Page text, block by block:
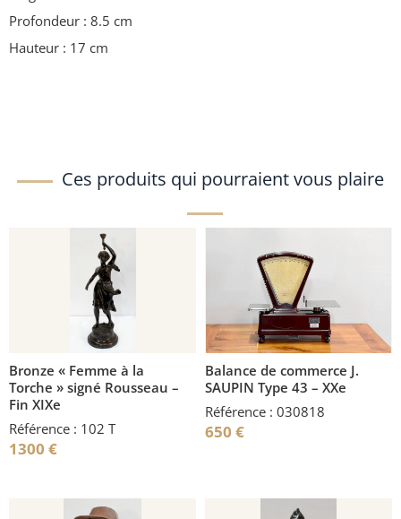
Profondeur : 8.5 cm
Hauteur : 17 cm
Ces produits qui pourraient vous plaire
Bronze « Femme à la
Torche » signé Rousseau –
Fin XIXe
Référence : 102 T
1300 €
Balance de commerce J.
SAUPIN Type 43 – XXe
Référence : 030818
650 €